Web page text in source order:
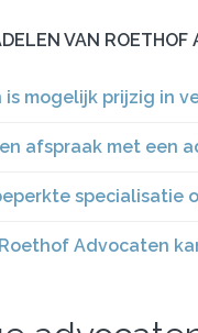
VAN ROETHOF
mogelijk prijzig in
afspraak met een
specialisatie
Advocaten